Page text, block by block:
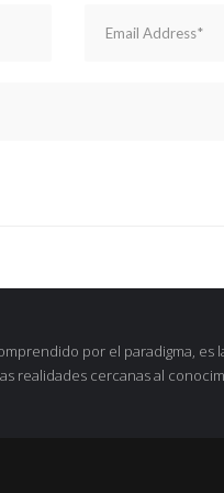
por el paradigma,
realidades cercanas al